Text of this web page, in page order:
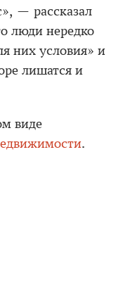
— рассказал
люди нередко
них условия» и
лишатся и
виде
.